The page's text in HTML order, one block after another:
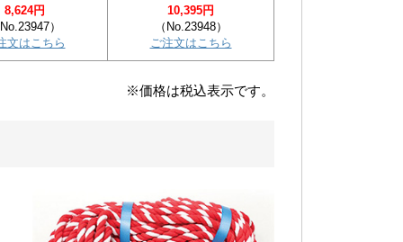
8,624円
）
文はこちら
10,395円
（No.23948）
ご注文はこちら
※価格は税込表示です。